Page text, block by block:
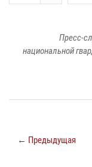
Пресс-
национальной
← Предыдущая